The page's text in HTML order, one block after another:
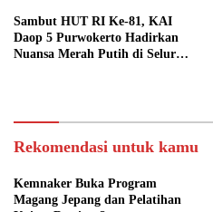
Sambut HUT RI Ke-81, KAI
Daop 5 Purwokerto Hadirkan
Nuansa Merah Putih di Seluruh
Rekomendasi untuk kamu
Kemnaker Buka Program
Magang Jepang dan Pelatihan